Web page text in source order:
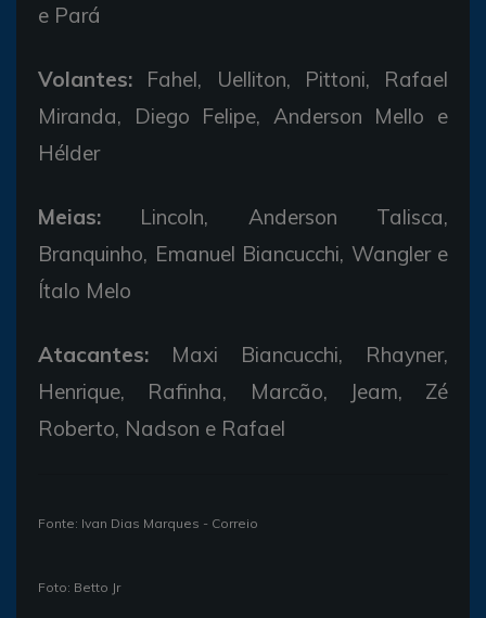
e Pará
Volantes: Fahel, Uelliton, Pittoni, Rafael
Miranda, Diego Felipe, Anderson Mello e
Hélder
Meias: Lincoln, Anderson Talisca,
Branquinho, Emanuel Biancucchi, Wangler e
Ítalo Melo
Atacantes: Maxi Biancucchi, Rhayner,
Henrique, Rafinha, Marcão, Jeam, Zé
Roberto, Nadson e Rafael
Fonte: Ivan Dias Marques - Correio
Foto: Betto Jr